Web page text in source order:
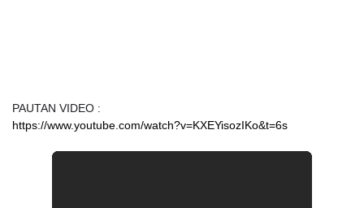
PAUTAN VIDEO :
https://www.youtube.com/watch?v=KXEYisozIKo&t=6s